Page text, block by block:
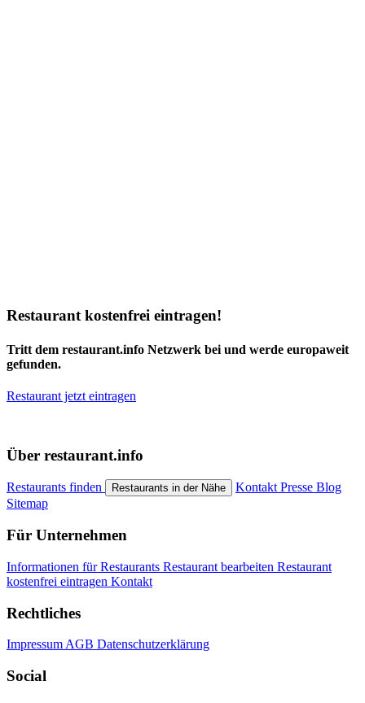
Restaurant kostenfrei eintragen!
Tritt dem restaurant.info Netzwerk bei und werde europaweit
gefunden.
Restaurant jetzt eintragen
Über restaurant.info
Restaurants finden Restaurants in der Nähe Kontakt Presse Blog
Sitemap
Für Unternehmen
Informationen für Restaurants Restaurant bearbeiten Restaurant
kostenfrei eintragen Kontakt
Rechtliches
Impressum AGB Datenschutzerklärung
Social